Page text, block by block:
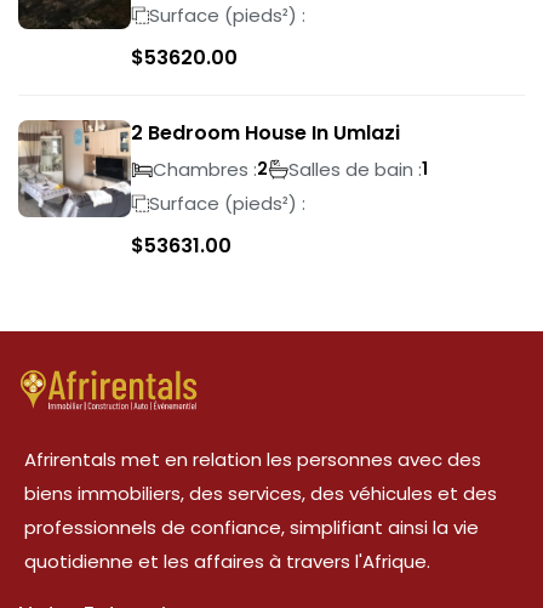
Surface (pieds²) :
$53620.00
2 Bedroom House In Umlazi
Chambres :2 Salles de bain :1
Surface (pieds²) :
$53631.00
Afrirentals met en relation les personnes avec des
biens immobiliers, des services, des véhicules et des
professionnels de confiance, simplifiant ainsi la vie
quotidienne et les affaires à travers l'Afrique.